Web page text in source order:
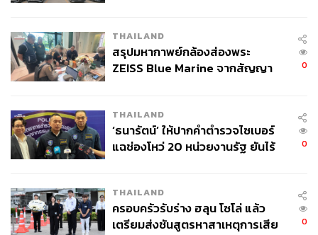
THAILAND
สรุปมหากาพย์กล้องส่องพระ
ZEISS Blue Marine จากสัญญา
จ่ายหนี้-แอบระบุแบรนด์
0
THAILAND
‘ธนารัตน์’ ให้ปากคำตำรวจไซเบอร์
แฉช่องโหว่ 20 หน่วยงานรัฐ ยันไร้
0
THAILAND
ครอบครัวรับร่าง ฮลุน โซโล่ แล้ว
เตรียมส่งชันสูตรหาสาเหตุการเสีย
0